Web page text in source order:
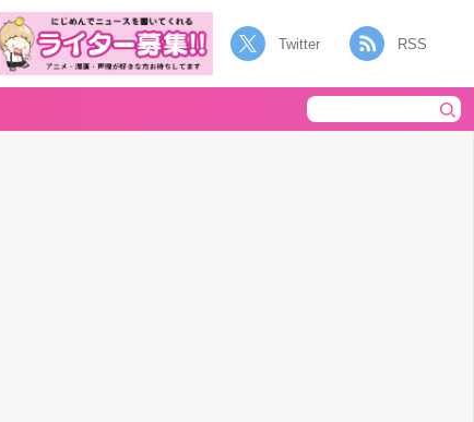
Twitter RSS